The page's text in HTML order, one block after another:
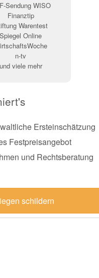
Sendung WISO
Finanztip
Warentest
Spiegel Online
n-tv
und viele mehr
Ersteinschätzung
Festpreisangebot
und Rechtsberatung
schildern